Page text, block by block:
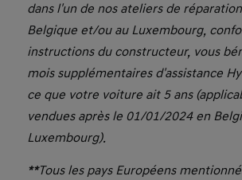
dans l'un de nos ateliers de
Belgique et/ou au Luxembourg,
instructions du constructeur, vous
mois supplémentaires d'assistance
ce que votre voiture ait 5 ans
vendues après le 01/01/2024 en
Luxembourg).
**Tous les pays Européens